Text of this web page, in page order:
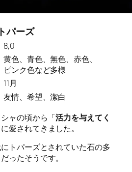
トパーズ
8,0
黄色、青色、無色、赤色、
ピンク色など多様
11月
友情、希望、潔白
ャの頃から「活力を与えてく
愛されてきました。
トパーズとされていた石の多
ったそうです。